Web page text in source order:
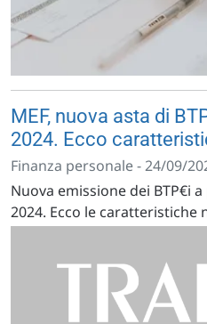
MEF, nuova asta di
2024. Ecco
Finanza personale - 24/09/
Nuova emissione dei BTP€i
2024. Ecco le caratteristiche